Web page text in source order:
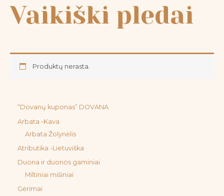
“Dovanų kuponas” DOVANA
Arbata -Kava
Arbata Žolynėlis
Atributika -Lietuviška
Duona ir duonos gaminiai
Miltiniai mišiniai
Gėrimai
Vaikiški pledai
Produktų nerasta.